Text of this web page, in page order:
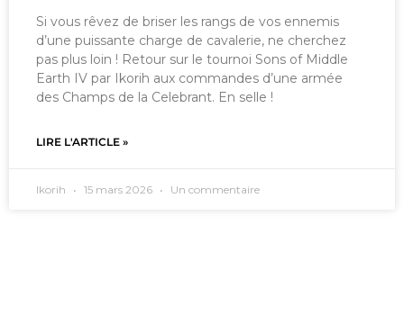
Si vous rêvez de briser les rangs de vos ennemis
d’une puissante charge de cavalerie, ne cherchez
pas plus loin ! Retour sur le tournoi Sons of Middle
Earth IV par Ikorih aux commandes d’une armée
des Champs de la Celebrant. En selle !
LIRE L'ARTICLE »
Ikorih 15 mars 2026 Un commentaire